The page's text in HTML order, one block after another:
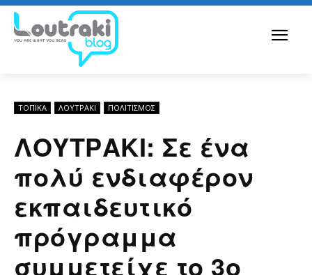
ΤΟΠΙΚΑ ΛΟΥΤΡΆΚΙ ΠΟΛΙΤΙΣΜΟΣ
ΛΟΥΤΡΑΚΙ: Σε ένα
πολύ ενδιαφέρον
εκπαιδευτικό
πρόγραμμα
συμμετείχε το 3ο